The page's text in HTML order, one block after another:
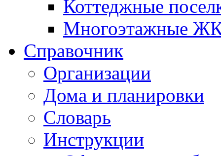
Коттеджные
Многоэтажные
Справочник
Организации
Дома и планировки
Словарь
Инструкции